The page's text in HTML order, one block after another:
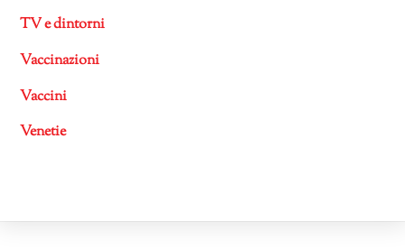
TV e dintorni
Vaccinazioni
Vaccini
Venetie